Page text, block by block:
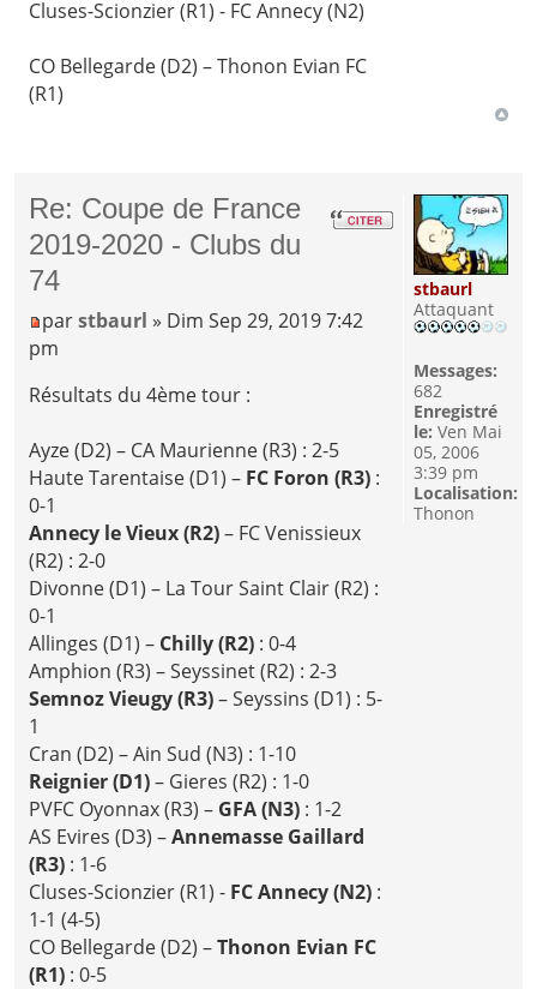
Cluses-Scionzier (R1) - FC Annecy (N2)
CO Bellegarde (D2) – Thonon Evian FC
(R1)
Re: Coupe de France
2019-2020 - Clubs du
74
parstbaurl » Dim Sep 29, 2019 7:42
pm
Résultats du 4ème tour :
Ayze (D2) – CA Maurienne (R3) : 2-5
Haute Tarentaise (D1) – FC Foron (R3) :
0-1
Annecy le Vieux (R2)– FC Venissieux
(R2) : 2-0
Divonne (D1) – La Tour Saint Clair (R2) :
0-1
Allinges (D1) – Chilly (R2) : 0-4
Amphion (R3) – Seyssinet (R2) : 2-3
Semnoz Vieugy (R3)– Seyssins (D1) : 5-
1
Cran (D2) – Ain Sud (N3) : 1-10
Reignier (D1)– Gieres (R2) : 1-0
PVFC Oyonnax (R3) – GFA (N3) : 1-2
AS Evires (D3) –Annemasse Gaillard
(R3) : 1-6
Cluses-Scionzier (R1) - FC Annecy (N2) :
1-1 (4-5)
CO Bellegarde (D2) –Thonon Evian FC
(R1) : 0-5
stbaurl
Attaquant
Messages:
682
Enregistré
le: Ven Mai
05, 2006
3:39 pm
Localisation:
Thonon